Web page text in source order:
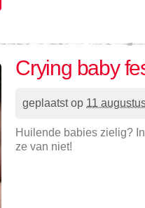
Crying baby
geplaatst op 11
Huilende babies zielig?
ze van niet!